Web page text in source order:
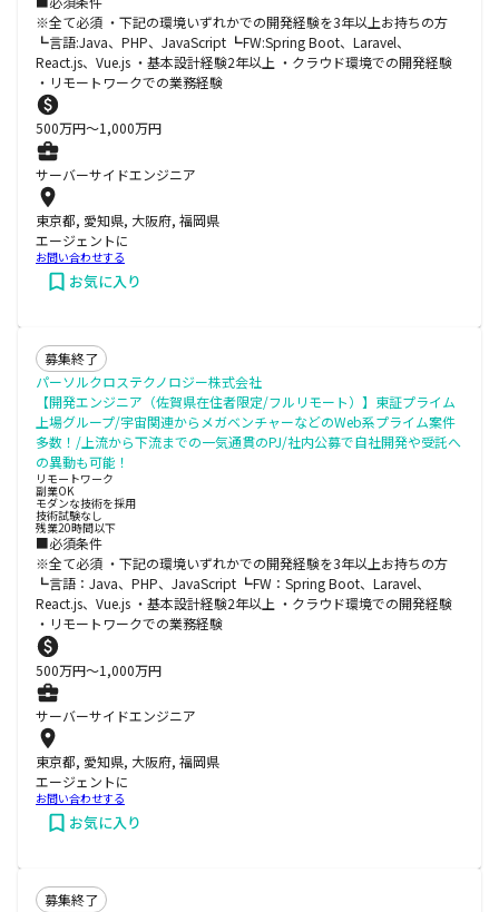
※全て必須 ・下記の環境いずれかでの開発経験を3年以上お持ちの方
┗言語:Java、PHP、JavaScript ┗FW:Spring Boot、Laravel、
React.js、Vue.js ・基本設計経験2年以上 ・クラウド環境での開発経験
・リモートワークでの業務経験
500万円〜1,000万円
サーバーサイドエンジニア
東京都, 愛知県, 大阪府, 福岡県
エージェントに
お問い合わせする
お気に入り
募集終了
パーソルクロステクノロジー株式会社
【開発エンジニア（佐賀県在住者限定/フルリモート）】東証プライム
上場グループ/宇宙関連からメガベンチャーなどのWeb系プライム案件
多数！/上流から下流までの一気通貫のPJ/社内公募で自社開発や受託へ
の異動も可能！
リモートワーク
副業OK
モダンな技術を採用
技術試験なし
残業20時間以下
■必須条件
※全て必須 ・下記の環境いずれかでの開発経験を3年以上お持ちの方
┗言語：Java、PHP、JavaScript ┗FW：Spring Boot、Laravel、
React.js、Vue.js ・基本設計経験2年以上 ・クラウド環境での開発経験
・リモートワークでの業務経験
500万円〜1,000万円
サーバーサイドエンジニア
東京都, 愛知県, 大阪府, 福岡県
エージェントに
お問い合わせする
お気に入り
募集終了